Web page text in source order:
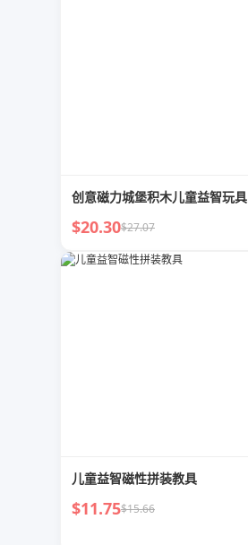
创意磁力城堡积木儿童益智玩具
$20.30$27.07
儿童益智磁性拼装教具
$11.75$15.66